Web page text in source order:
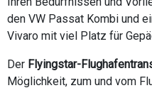
den VW Passat Kombi und
Vivaro mit viel Platz für
Der Flyingstar-
Möglichkeit, zum und vom